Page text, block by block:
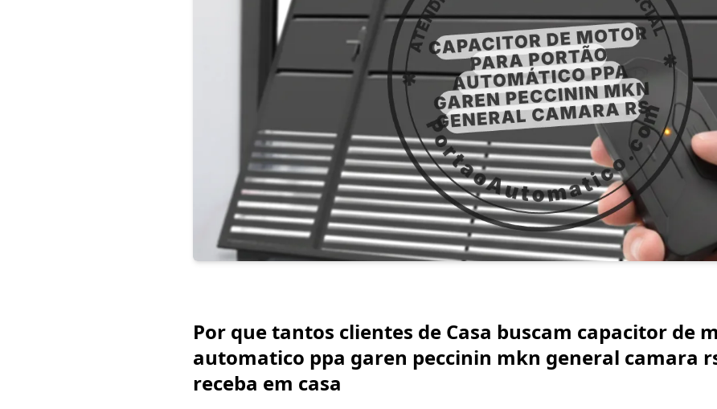
Por que tantos clientes de Casa buscam capacitor de
automatico ppa garen peccinin mkn general camara
receba em casa